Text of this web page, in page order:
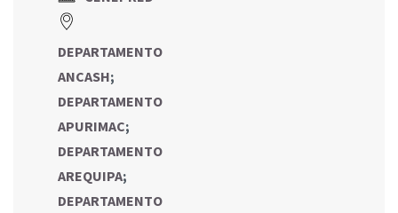
DEPARTAMENTO
ANCASH;
DEPARTAMENTO
APURIMAC;
DEPARTAMENTO
AREQUIPA;
DEPARTAMENTO